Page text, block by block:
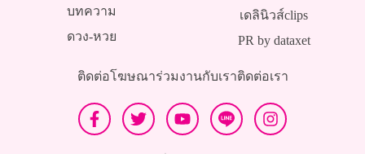
บทความ
ดวง-หวย
เดลินิวส์clips
PR by dataxet
ติดต่อโฆษณาร่วมงานกับเราติดต่อเรา